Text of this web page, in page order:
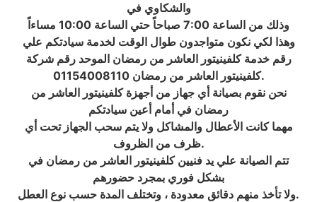
والشكاوي في
وذلك من الساعة 7:00 صباحاً حتي الساعة 10:00 مساءاً
وهذا لكي نكون متواجدون طوال الوقت لخدمة سيادتكم علي
رقم خدمة كلفينيتور العاشر من رمضان الموحد رقم شركة
كلفينيتور العاشر من رمضان 01154008110.
نحن نقوم بصيانة أي جهاز من أجهزة كلفينيتور العاشر من
رمضان في أمام أعين سيادتكم
مهما كانت الأعطال والمشاكل ولا يتم سحب الجهاز تحت أي
ظرف من الظروف.
تتم الصيانة علي يد فنيين كلفينيتور العاشر من رمضان في
بشكل فوري بمجرد حضورهم
ولا تأخذ منهم دقائق معدودة ، وتختلف المدة حسب نوع العطل.